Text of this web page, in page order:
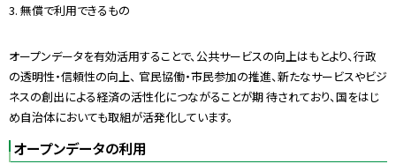
3. 無償で利用できるもの
オープンデータを有効活用することで、公共サービスの向上はもとより、行政
の透明性・信頼性の向上、 官民協働・市民参加の推進、新たなサービスやビジ
ネスの創出による経済の活性化につながることが期 待されており、国をはじ
め自治体においても取組が活発化しています。
オープンデータの利用